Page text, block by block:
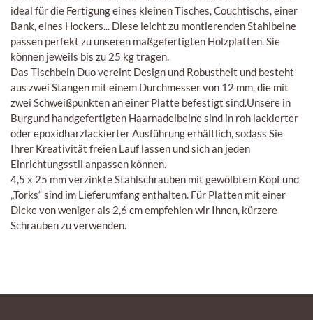
ideal für die Fertigung eines kleinen Tisches, Couchtischs, einer
Bank, eines Hockers... Diese leicht zu montierenden Stahlbeine
passen perfekt zu unseren maßgefertigten Holzplatten. Sie
können jeweils bis zu 25 kg tragen.
Das Tischbein Duo vereint Design und Robustheit und besteht
aus zwei Stangen mit einem Durchmesser von 12 mm, die mit
zwei Schweißpunkten an einer Platte befestigt sind.Unsere in
Burgund handgefertigten Haarnadelbeine sind in roh lackierter
oder epoxidharzlackierter Ausführung erhältlich, sodass Sie
Ihrer Kreativität freien Lauf lassen und sich an jeden
Einrichtungsstil anpassen können.
4,5 x 25 mm verzinkte Stahlschrauben mit gewölbtem Kopf und
„Torks“ sind im Lieferumfang enthalten. Für Platten mit einer
Dicke von weniger als 2,6 cm empfehlen wir Ihnen, kürzere
Schrauben zu verwenden.